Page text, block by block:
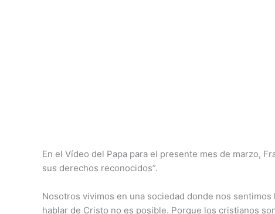
En el Vídeo del Papa para el presente mes de marzo,
sus derechos reconocidos”.
Nosotros vivimos en una sociedad donde nos
hablar de Cristo no es posible. Porque los cristianos